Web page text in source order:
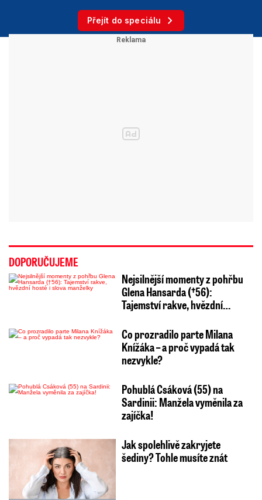
Přejít do speciálu
DOPORUČUJEME
Nejsilnější momenty z pohřbu
Glena Hansarda (†56):
Tajemství rakve, hvězdní…
Co prozradilo parte Milana
Knížáka – a proč vypadá tak
nezvykle?
Pohublá Csáková (55) na
Sardinii: Manžela vyměnila za
zajíčka!
Jak spolehlivě zakryjete
šediny? Tohle musíte znát